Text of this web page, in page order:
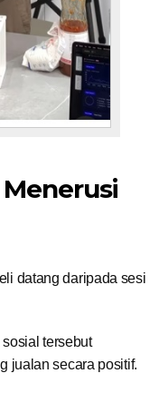
datang daripada sesi
tersebut
jualan secara positif.